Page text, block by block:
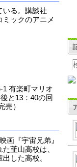
いる。講談社
ミックのアニメ
1 有楽町マリオ
と13：40の回
売）
画『宇宙兄弟』
韮山高校は、
した高校。